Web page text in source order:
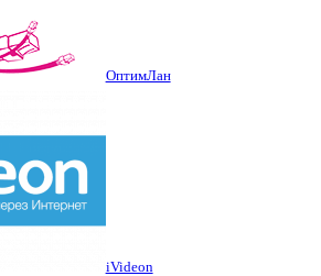
ОптимЛан
iVideon